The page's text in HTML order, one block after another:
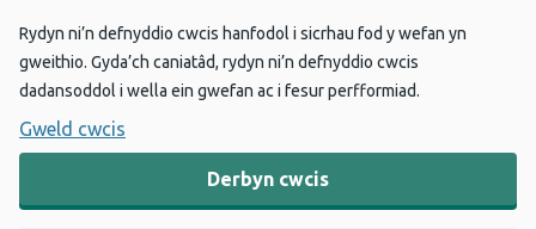
Rydyn ni’n defnyddio cwcis hanfodol i sicrhau fod y wefan yn
gweithio. Gyda’ch caniatâd, rydyn ni’n defnyddio cwcis
dadansoddol i wella ein gwefan ac i fesur perfformiad.
Gweld cwcis
Derbyn cwcis